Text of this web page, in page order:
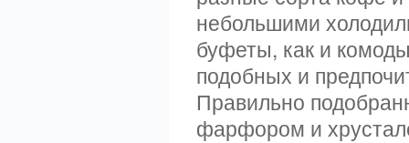
небольшими
буфеты, как и
подобных и
Правильно
фарфором и